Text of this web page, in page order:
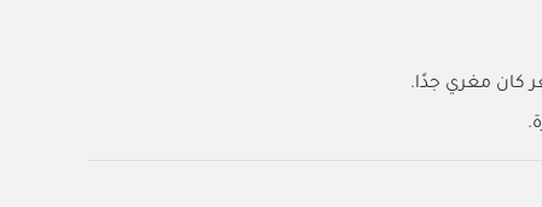
كان مغري جدًا.